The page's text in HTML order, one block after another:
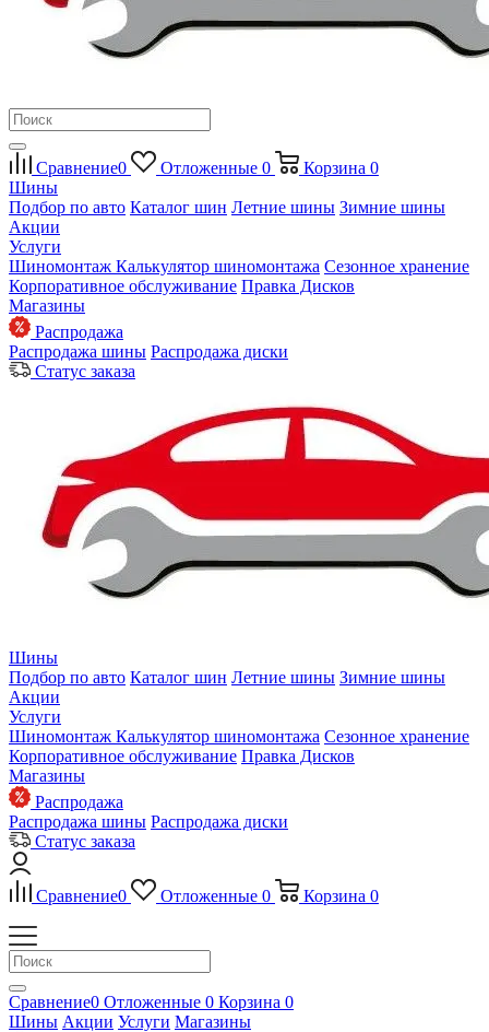
Сравнение0 Отложенные 0 Корзина 0
Шины
Подбор по авто Каталог шин Летние шины Зимние шины
Акции
Услуги
Шиномонтаж Калькулятор шиномонтажа Сезонное хранение
Корпоративное обслуживание Правка Дисков
Магазины
Распродажа
Распродажа шины Распродажа диски
Статус заказа
Шины
Подбор по авто Каталог шин Летние шины Зимние шины
Акции
Услуги
Шиномонтаж Калькулятор шиномонтажа Сезонное хранение
Корпоративное обслуживание Правка Дисков
Магазины
Распродажа
Распродажа шины Распродажа диски
Статус заказа
Сравнение0 Отложенные 0 Корзина 0
Сравнение0 Отложенные 0 Корзина 0
Шины Акции Услуги Магазины